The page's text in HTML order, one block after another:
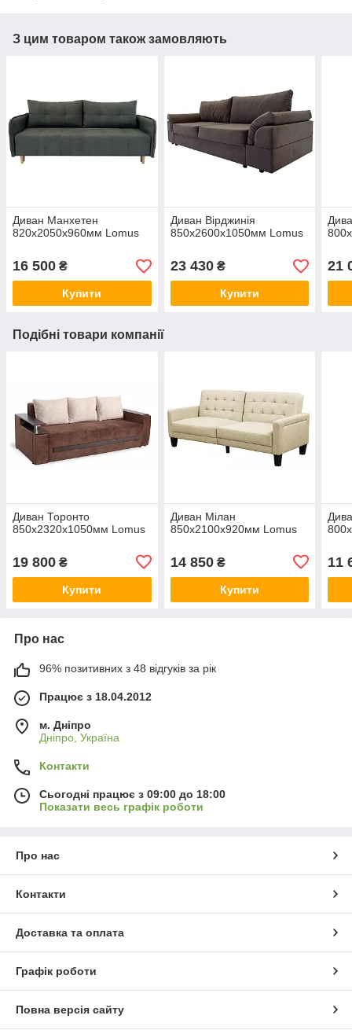
З цим товаром також замовляють
Диван Манхетен
820х2050х960мм Lomus
16 500 ₴
Купити
Диван Вірджинія
850х2600х1050мм Lomus
23 430₴
Купити
21
Подібні товари компанії
Диван Торонто
850х2320х1050мм Lomus
19 800 ₴
Купити
Диван Мілан
850х2100х920мм Lomus
14 850₴
Купити
11
Про нас
96% позитивних з 48 відгуків за рік
Працює з 18.04.2012
м. Дніпро
Дніпро, Україна
Контакти
Сьогодні працює з 09:00 до 18:00
Показати весь графік роботи
Про нас
Контакти
Доставка та оплата
Графік роботи
Повна версія сайту